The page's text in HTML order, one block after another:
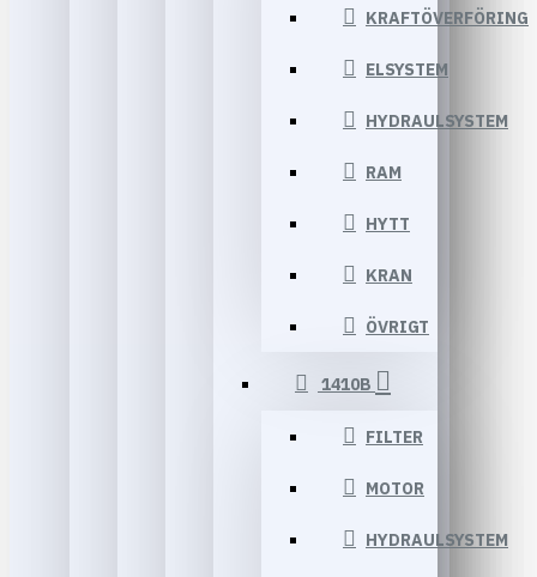
KRAFTÖVERFÖRING
ELSYSTEM
HYDRAULSYSTEM
RAM
HYTT
KRAN
ÖVRIGT
1410B
FILTER
MOTOR
HYDRAULSYSTEM